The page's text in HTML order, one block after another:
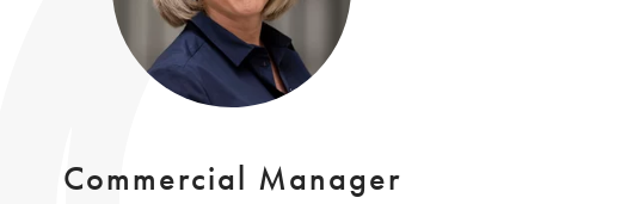
Commercial Manager